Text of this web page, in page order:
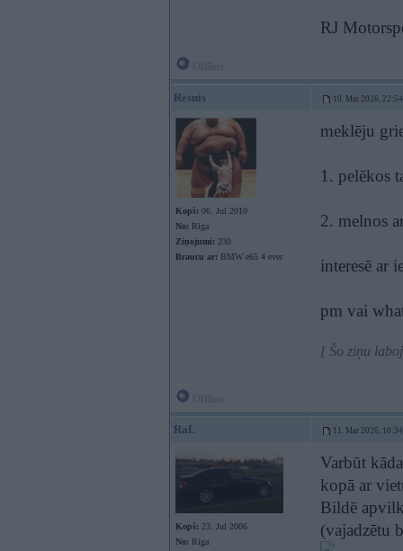
RJ
Resnis 10. Mar 2026, 22:54
Kopš: 06. Jul 2010
No: Rīga
Ziņojumi: 230
Braucu ar: BMW e65 4 ever
meklēju
1. pelēkos
2. melnos
interesē ar
pm vai
[ Šo ziņu
RaL 11. Mar 2026, 10:34
Kopš: 23. Jul 2006
No: Rīga
Varbūt
kopā ar
Bildē
(vajadzētu